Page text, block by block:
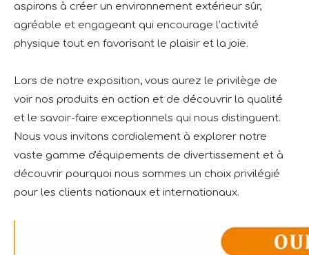
aspirons à créer un environnement extérieur sûr,
agréable et engageant qui encourage l’activité
physique tout en favorisant le plaisir et la joie.
Lors de notre exposition, vous aurez le privilège de
voir nos produits en action et de découvrir la qualité
et le savoir-faire exceptionnels qui nous distinguent.
Nous vous invitons cordialement à explorer notre
vaste gamme d'équipements de divertissement et à
découvrir pourquoi nous sommes un choix privilégié
pour les clients nationaux et internationaux.